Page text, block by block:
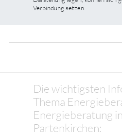
Verbindung setzen.
Die wichtigsten
Thema
Energieberatung
Partenkirchen: